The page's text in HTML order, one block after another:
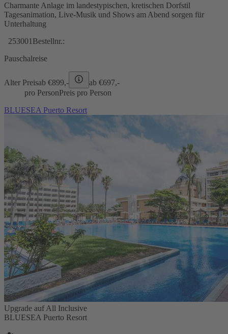
Charmante Anlage im landestypischen, kretischen Dorfstil
Tagesanimation, Live-Musik und Shows am Abend sorgen für
Unterhaltung
253001 Bestellnr.:
Pauschalreise
Alter Preisab €899,- ab €697,-
pro PersonPreis pro Person
BLUESEA Puerto Resort
Upgrade auf All Inclusive
BLUESEA Puerto Resort